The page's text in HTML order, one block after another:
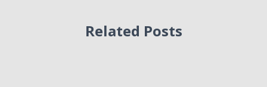
Related Posts